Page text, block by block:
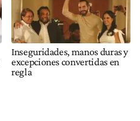
Inseguridades, manos duras y
excepciones convertidas en
regla